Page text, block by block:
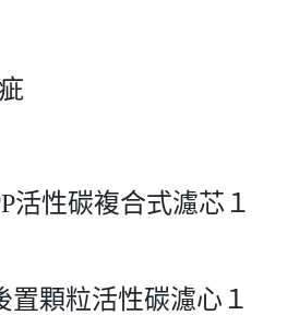
活性碳複合式濾芯１
置顆粒活性碳濾心１